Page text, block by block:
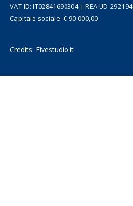
VAT ID: IT02841690304 | REA UD-292194
Capitale sociale: € 90.000,00
Credits: Fivestudio.it